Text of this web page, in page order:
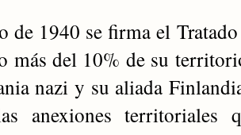
de 1940 se firma el
más del 10% de su
nazi y su aliada
anexiones territoriales